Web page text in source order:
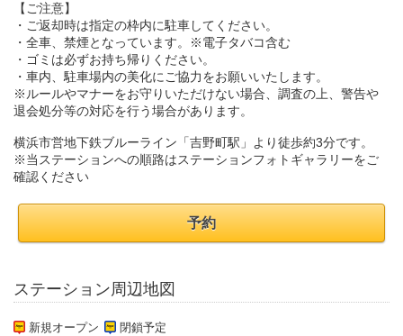
【ご注意】
・ご返却時は指定の枠内に駐車してください。
・全車、禁煙となっています。※電子タバコ含む
・ゴミは必ずお持ち帰りください。
・車内、駐車場内の美化にご協力をお願いいたします。
※ルールやマナーをお守りいただけない場合、調査の上、警告や
退会処分等の対応を行う場合があります。
横浜市営地下鉄ブルーライン「吉野町駅」より徒歩約3分です。
※当ステーションへの順路はステーションフォトギャラリーをご
確認ください
予約
ステーション周辺地図
新規オープン 閉鎖予定